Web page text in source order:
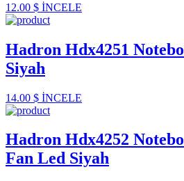
12.00 $ İNCELE
Hadron Hdx4251
Siyah
14.00 $ İNCELE
Hadron Hdx4252
Fan Led Siyah